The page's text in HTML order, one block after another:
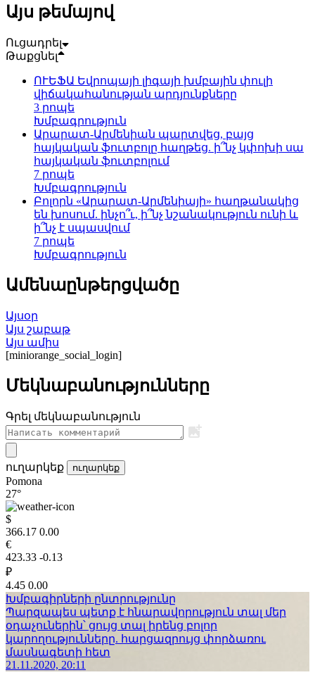
Այս թեմայով
Ուցադրել
Թաքցնել
ՈՒԵՖԱ Եվրոպայի լիգայի խմբային փուլի
վիճակահանության արդյունքները
3 րոպե
Խմբագրություն
Արարատ-Արմենիան պարտվեց, բայց
հայկական ֆուտբոլը հաղթեց. ի՞նչ կփոխի սա
հայկական ֆուտբոլում
7 րոպե
Խմբագրություն
Բոլորն «Արարատ-Արմենիայի» հաղթանակից
են խոսում. ինչո՞ւ, ի՞նչ նշանակություն ունի և
ի՞նչ է սպասվում
7 րոպե
Խմբագրություն
Ամենաընթերցվածը
Այսօր
Այս շաբաթ
Այս ամիս
[miniorange_social_login]
Մեկնաբանությունները
Գրել մեկնաբանություն
ուղարկեք ուղարկեք
Pomona
27°
$
366.17 0.00
€
423.33 -0.13
₽
4.45 0.00
Խմբագիրների ընտրությունը
Պարզապես պետք է հնարավորություն տալ մեր
օդաչուներին՝ ցույց տալ իրենց բոլոր
կարողությունները. հարցազրույց փորձառու
մասնագետի հետ
21.11.2020, 20:11